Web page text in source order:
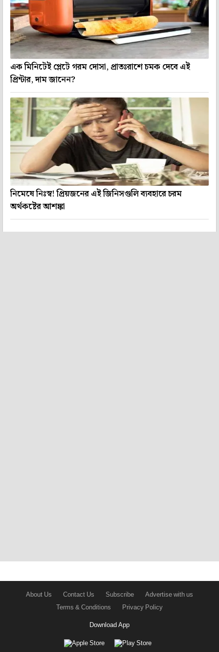
এক মিনিটেই প্লেটে গরম দোসা, প্রাতঃরাশে চমক দেবে এই
প্রিন্টার, দাম জানেন?
নিমেষে নিঃস্ব! প্রিয়জনের এই জিনিসগুলি ব্যবহারে চরম
অর্থকষ্টের আশঙ্কা
About Us Contact Us Subscribe
Advertise with us
Terms & Conditions
Privacy Policy
Download App